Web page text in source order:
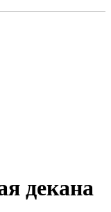
декана